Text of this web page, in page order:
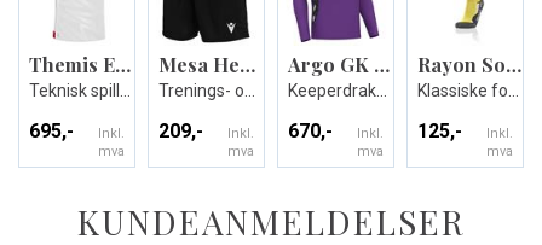
Themis Eco Match Day Shirt
695,-
Inkl.
mva
Mesa Hero Short
209,-
Inkl.
mva
Argo GK shirt
Keeperdrakt - Unisex
670,-
Inkl.
mva
Rayon Socks
125,-
Inkl.
mva
KUNDEANMELDELSER